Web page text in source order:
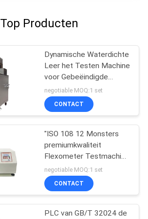
Top Producten
Dynamische Waterdichte
Leer het Testen Machine
voor Gebeëindigde
Leerschoenen ENGELSE
ISO 20344
negotiable MOQ:1 set
CONTACT
"ISO 108 12 Monsters
premiumkwaliteit
Flexometer Testmachine
voor Stof / Leer""
negotiable MOQ:1 set
CONTACT
PLC van GB/T 32024 de